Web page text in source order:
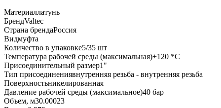
Материаллатунь
БрендValtec
Страна брендаРоссия
Видмуфта
Количество в упаковке5/35 шт
Температура рабочей среды (максимальная)+120 *C
Присоединительный размер1"
Тип присоединениявнутренняя резьба - внутренняя резьба
Поверхностьникелированная
Давление рабочей среды (максимальное)40 бар
Объем, м30.00023